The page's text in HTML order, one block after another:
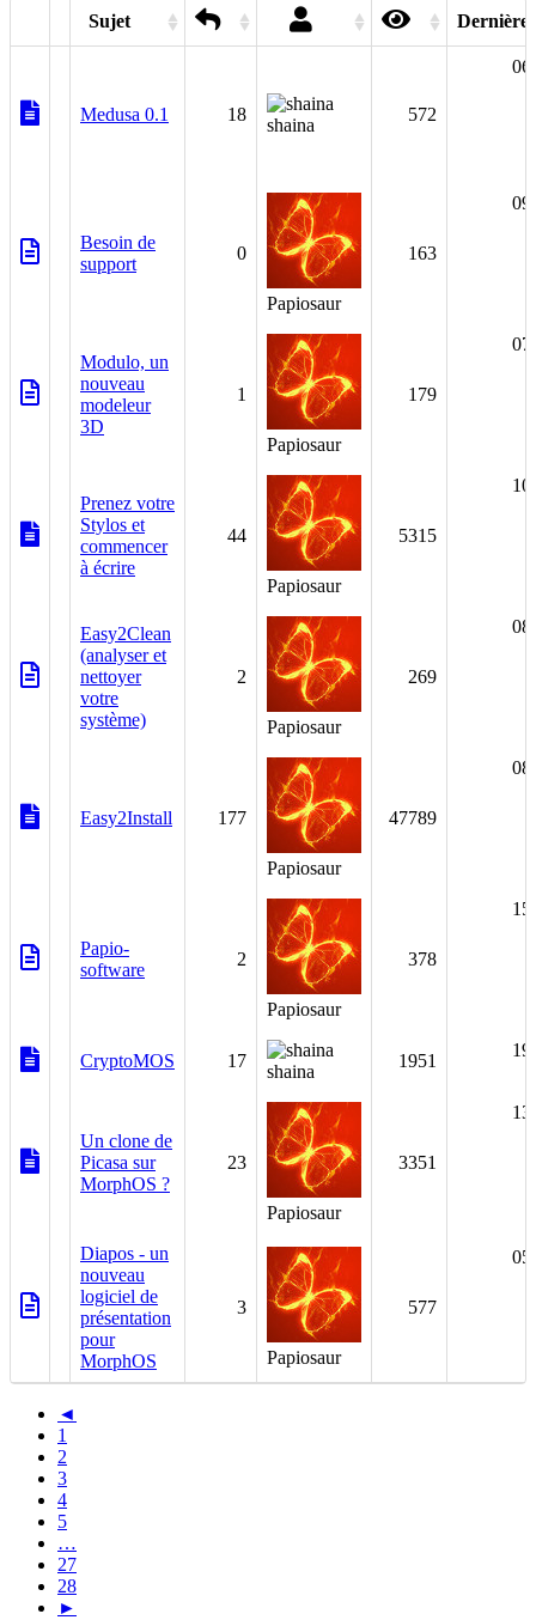
Sujet
Medusa 0.1 18
shaina
572
Besoin de
support
0
Papiosaur
163
Modulo, un
nouveau
modeleur
3D
1
Papiosaur
179
Prenez votre
Stylos et
commencer
à écrire
44
Papiosaur
5315
Easy2Clean
(analyser et
nettoyer
votre
système)
2
Papiosaur
269
Easy2Install 177
Papiosaur
47789
Papio-
software
2
Papiosaur
378
CryptoMOS 17
shaina
1951
Un clone de
Picasa sur
MorphOS ?
23
Papiosaur
3351
Diapos - un
nouveau
logiciel de
présentation
pour
MorphOS
3
Papiosaur
577
◄
1
2
3
4
5
…
27
28
►